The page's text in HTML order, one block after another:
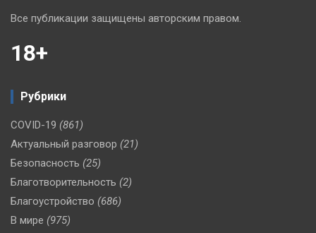
Все публикации защищены авторским правом.
18+
Рубрики
COVID-19 (861)
Актуальный разговор (21)
Безопасность (25)
Благотворительность (2)
Благоустройство (686)
В мире (975)